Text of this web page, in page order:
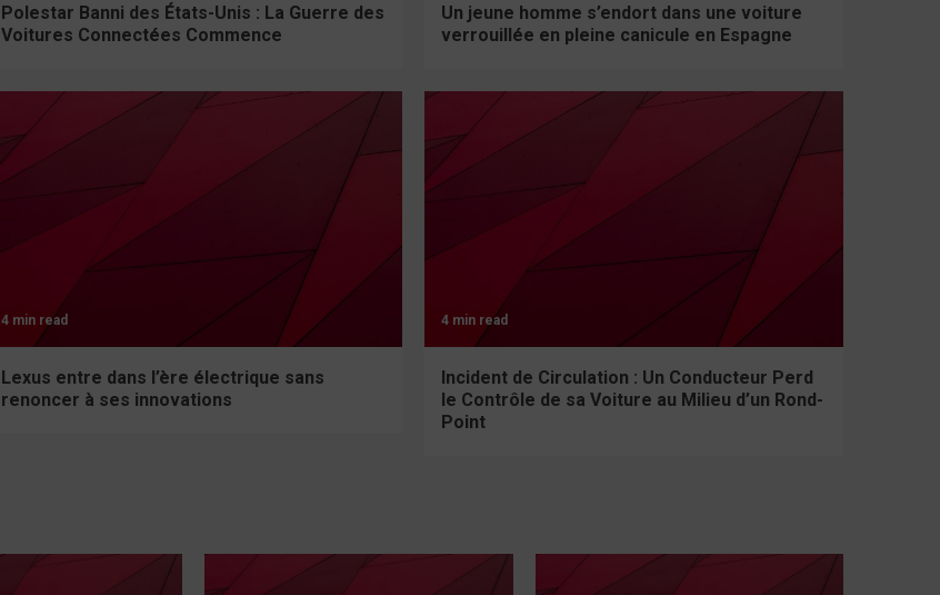
Polestar Banni des États-Unis : La Guerre des
Voitures Connectées Commence
Un jeune homme s’endort dans une voiture
verrouillée en pleine canicule en Espagne
4 min read
Lexus entre dans l’ère électrique sans
renoncer à ses innovations
4 min read
Incident de Circulation : Un Conducteur Perd
le Contrôle de sa Voiture au Milieu d’un Rond-
Point